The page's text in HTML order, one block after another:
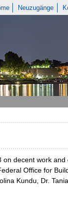
Neuzugänge
decent work
Office for
Kundu, Dr.